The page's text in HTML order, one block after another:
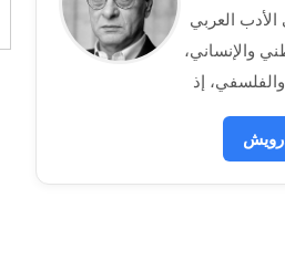
الأدب العربي
والإنساني،